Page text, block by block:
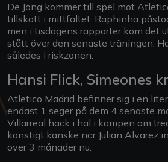
De Jong kommer till spel mot
tillskott i mittfältet. Raphinha
men i tisdagens rapporter kom det
stått över den senaste träningen.
således i riskzonen.
Hansi Flick, Simeones
Atletico Madrid befinner sig i en
endast 1 seger på dem 4 senaste
Villarreal hack i häl i kampen om
konstigt kanske när Julian Alvarez
över 3 månader nu.